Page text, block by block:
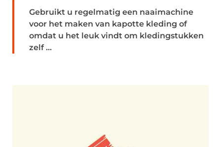
Gebruikt u regelmatig een naaimachine
voor het maken van kapotte kleding of
omdat u het leuk vindt om kledingstukken
zelf ...